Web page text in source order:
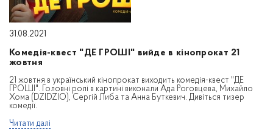
31.08.2021
Комедія-квест "ДЕ ГРОШІ" вийде в кінопрокат 21
жовтня
21 жовтня в український кінопрокат виходить комедія-квест "ДЕ
ГРОШІ". Головні ролі в картині виконали Ада Роговцева, Михайло
Хома (DZIDZIO), Сергій Либа та Анна Буткевич. Дивіться тизер
комедії.
Читати далі